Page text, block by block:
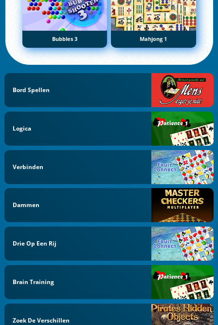
Bubbles 3 Mahjong 1
Bord Spellen
Logica
Verbinden
Dammen
Drie Op Een Rij
Brain Training
Zoek De Verschillen